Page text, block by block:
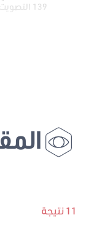
139 التصويت
11 نتيجة